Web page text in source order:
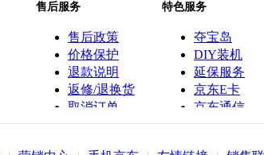
售后服务
售后政策
价格保护
退款说明
返修/退换货
取消订单
特色服务
夺宝岛
DIY装机
延保服务
京东E卡
京东通信
京鱼座智能